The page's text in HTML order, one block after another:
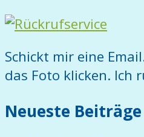
Schickt mir eine
das Foto klicken. Ich
Neueste Beiträge